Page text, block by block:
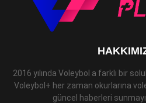
2016 yılında Voleybol a farklı bir
Voleybol+ her zaman okurlarına
güncel haberleri